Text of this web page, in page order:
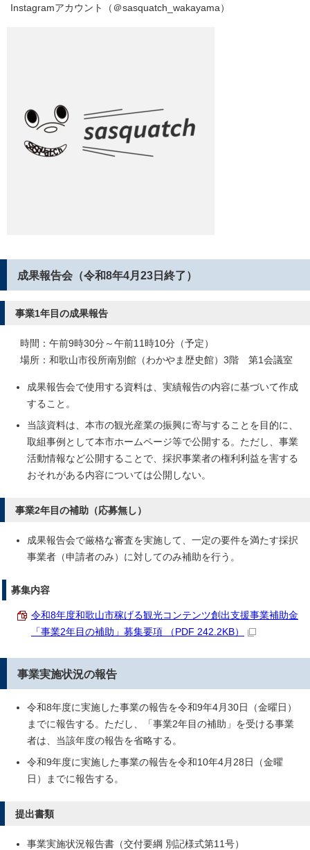
Instagramアカウント（＠sasquatch_wakayama）
成果報告会（令和8年4月23日終了）
事業1年目の成果報告
時間：午前9時30分～午前11時10分（予定）
場所：和歌山市役所南別館（わかやま歴史館）3階 第1会議室
成果報告会で使用する資料は、実績報告の内容に基づいて作成
すること。
当該資料は、本市の観光産業の振興に寄与することを目的に、
取組事例として本市ホームページ等で公開する。ただし、事業
活動情報など公開することで、採択事業者の権利利益を害する
おそれがある内容については公開しない。
事業2年目の補助（応募無し）
成果報告会で厳格な審査を実施して、一定の要件を満たす採択
事業者（申請者のみ）に対してのみ補助を行う。
募集内容
令和8年度和歌山市稼げる観光コンテンツ創出支援事業補助金
「事業2年目の補助」募集要項 （PDF 242.2KB）
事業実施状況の報告
令和8年度に実施した事業の報告を令和9年4月30日（金曜日）
までに報告する。ただし、「事業2年目の補助」を受ける事業
者は、当該年度の報告を省略する。
令和9年度に実施した事業の報告を令和10年4月28日（金曜
日）までに報告する。
提出書類
事業実施状況報告書（交付要綱 別記様式第11号）